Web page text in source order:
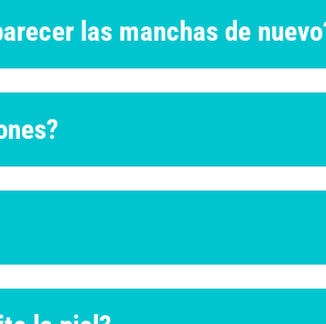
las manchas de